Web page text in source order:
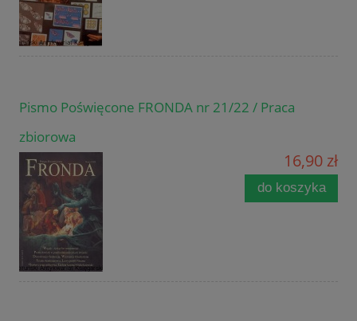
Pismo Poświęcone FRONDA nr 21/22 / Praca
zbiorowa
16,90 zł
do koszyka